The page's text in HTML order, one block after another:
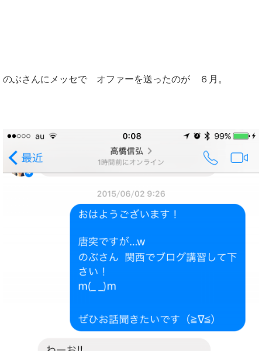
のぶさんにメッセで オファーを送ったのが ６月。